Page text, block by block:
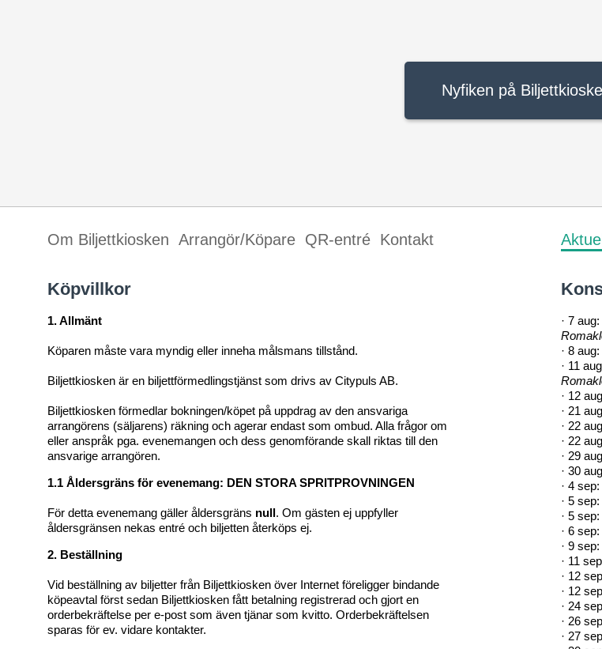
Nyfiken på
Om Biljettkiosken Arrangör/Köpare QR-entré Kontakt
Köpvillkor
1. Allmänt
Köparen måste vara myndig eller inneha målsmans tillstånd.
Biljettkiosken är en biljettförmedlingstjänst som drivs av Citypuls AB.
Biljettkiosken förmedlar bokningen/köpet på uppdrag av den ansvariga
arrangörens (säljarens) räkning och agerar endast som ombud. Alla frågor om
eller anspråk pga. evenemangen och dess genomförande skall riktas till den
ansvarige arrangören.
1.1 Åldersgräns för evenemang: DEN STORA SPRITPROVNINGEN
För detta evenemang gäller åldersgräns null. Om gästen ej uppfyller
åldersgränsen nekas entré och biljetten återköps ej.
2. Beställning
Vid beställning av biljetter från Biljettkiosken över Internet föreligger bindande
köpeavtal först sedan Biljettkiosken fått betalning registrerad och gjort en
orderbekräftelse per e-post som även tjänar som kvitto. Orderbekräftelsen
sparas för ev. vidare kontakter.
· 7
· 8
· 11
· 12
· 21
· 22
· 22
· 29
· 30
· 4
· 5
· 5
· 6
· 9
· 11
· 12
· 12
· 24
· 26
· 27